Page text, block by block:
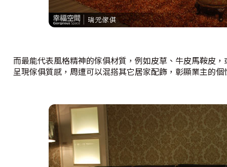
而最能代表風格精神的傢俱材質，例如皮草、牛皮馬鞍皮
呈現傢俱質感，周遭可以混搭其它居家配飾，彰顯業主的個